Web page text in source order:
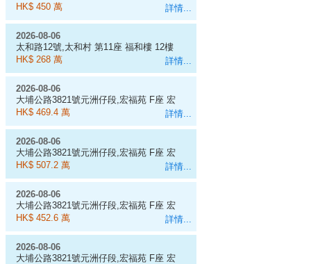
詳情...
454呎
HK$ 450 萬
詳情...
2026-08-06
太和路12號,太和村 第11座 福和樓 12樓
1室
HK$ 268 萬
詳情...
2026-08-06
大埔公路3821號元洲仔段,宏福苑 F座 宏
昌閣 3樓 4室, 538呎
HK$ 469.4 萬
詳情...
2026-08-06
大埔公路3821號元洲仔段,宏福苑 F座 宏
昌閣 1樓 5室, 583呎
HK$ 507.2 萬
詳情...
2026-08-06
大埔公路3821號元洲仔段,宏福苑 F座 宏
昌閣 12樓 7室, 518呎
HK$ 452.6 萬
2026-08-06
大埔公路3821號元洲仔段,宏福苑 F座 宏